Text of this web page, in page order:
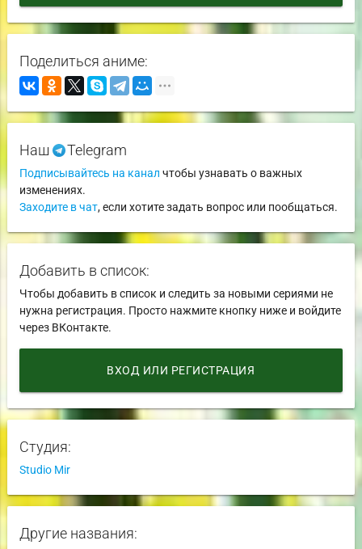
Поделиться аниме:
Наш Telegram
Подписывайтесь на канал чтобы узнавать о важных
изменениях.
Заходите в чат, если хотите задать вопрос или пообщаться.
Добавить в список:
Чтобы добавить в список и следить за новыми сериями не
нужна регистрация. Просто нажмите кнопку ниже и войдите
через ВКонтакте.
ВХОД ИЛИ РЕГИСТРАЦИЯ
Студия:
Studio Mir
Другие названия: